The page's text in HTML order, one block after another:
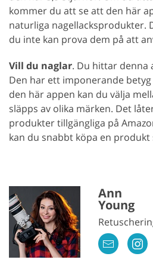
kommer du att se att den här
naturliga nagellacksprodukter.
du inte kan prova dem på att
Vill du naglar. Du hittar denna
Den har ett imponerande
den här appen kan du välja
släpps av olika märken. Det
produkter tillgängliga på
kan du snabbt köpa en produkt
Ann
Young